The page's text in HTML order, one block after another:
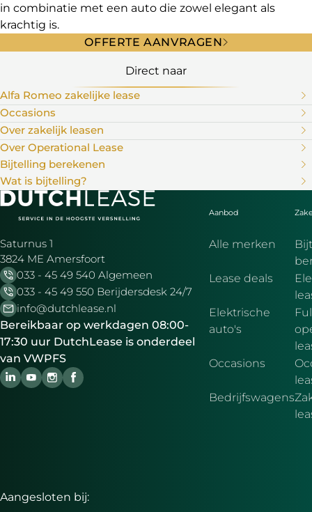
in combinatie met een auto die zowel elegant als
krachtig is.
OFFERTE AANVRAGEN
Direct naar
Alfa Romeo zakelijke lease
Occasions
Over zakelijk leasen
Over Operational Lease
Bijtelling berekenen
Wat is bijtelling?
Saturnus 1
3824 ME Amersfoort
033 - 45 49 540 Algemeen
033 - 45 49 550 Berijdersdesk 24/7
info@dutchlease.nl
Bereikbaar op werkdagen 08:00-
17:30 uur DutchLease is onderdeel
van VWPFS
Aangesloten bij:
Aanbod
Alle merken
Lease deals
Elektrische
auto's
Occasions
Bedrijfswagens